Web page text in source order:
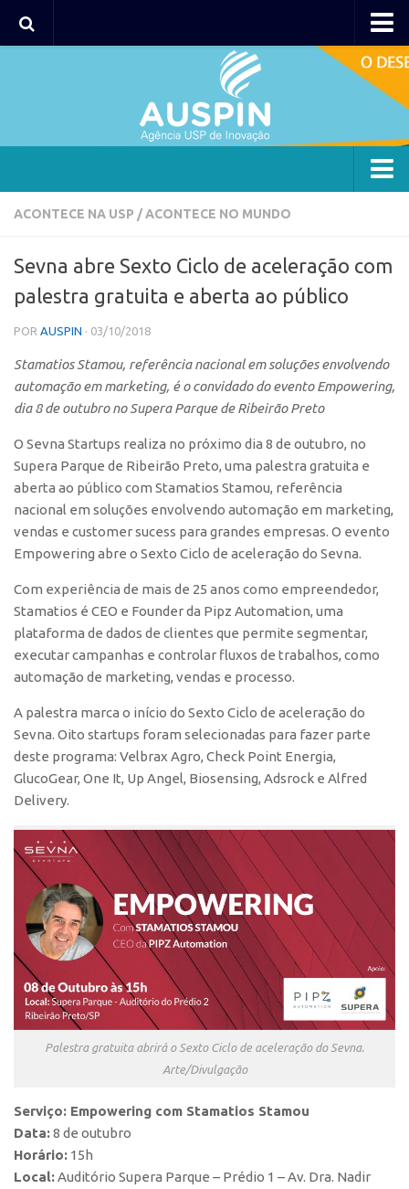
Agência
Coordenação
Polos
Polo Capital
Polo Lorena
Polo Ribeirão Preto
Programas
Bolsa Empreendedorismo
Bolsa Startup USP
PGI-USP
Conexão Inter-USP
Leis e Normas
Portal do Inventor
Pesquisa na USP
EMBRAPIIs
CEPIX
CPEs
INCTs
PRPI/USP
InovaUSP
Comunicação
Eventos
Premiações
Edição 2025
Edição 2021
ACONTECE NA USP /ACONTECE NO MUNDO
Sevna abre Sexto Ciclo de aceleração com
palestra gratuita e aberta ao público
POR AUSPIN · 03/10/2018
Stamatios Stamou, referência nacional em soluções envolvendo
automação em marketing, é o convidado do evento Empowering,
dia 8 de outubro no Supera Parque de Ribeirão Preto
O Sevna Startups realiza no próximo dia 8 de outubro, no
Supera Parque de Ribeirão Preto, uma palestra gratuita e
aberta ao público com Stamatios Stamou, referência
nacional em soluções envolvendo automação em marketing,
vendas e customer sucess para grandes empresas. O evento
Empowering abre o Sexto Ciclo de aceleração do Sevna.
Com experiência de mais de 25 anos como empreendedor,
Stamatios é CEO e Founder da Pipz Automation, uma
plataforma de dados de clientes que permite segmentar,
executar campanhas e controlar fluxos de trabalhos, como
automação de marketing, vendas e processo.
A palestra marca o início do Sexto Ciclo de aceleração do
Sevna. Oito startups foram selecionadas para fazer parte
deste programa: Velbrax Agro, Check Point Energia,
GlucoGear, One It, Up Angel, Biosensing, Adsrock e Alfred
Delivery.
Palestra gratuita abrirá o Sexto Ciclo de aceleração do Sevna.
Arte/Divulgação
Serviço: Empowering com Stamatios Stamou
Data:8 de outubro
Horário: 15h
Local:Auditório Supera Parque – Prédio 1 – Av. Dra. Nadir